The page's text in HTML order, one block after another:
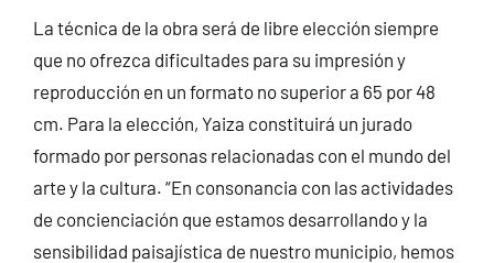
La técnica de la obra será de libre elección siempre
que no ofrezca dificultades para su impresión y
reproducción en un formato no superior a 65 por 48
cm. Para la elección, Yaiza constituirá un jurado
formado por personas relacionadas con el mundo del
arte y la cultura. “En consonancia con las actividades
de concienciación que estamos desarrollando y la
sensibilidad paisajística de nuestro municipio, hemos